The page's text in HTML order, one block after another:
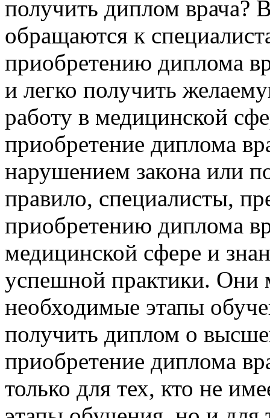
получить диплом врача?
обращаются к
приобретению диплома
и легко получить
работу в медицинской
приобретение диплома
нарушением закона или
правило, специалисты,
приобретению диплома
медицинской сфере и
успешной практики. Они
необходимые этапы
получить диплом о
приобретение диплома
только для тех, кто не